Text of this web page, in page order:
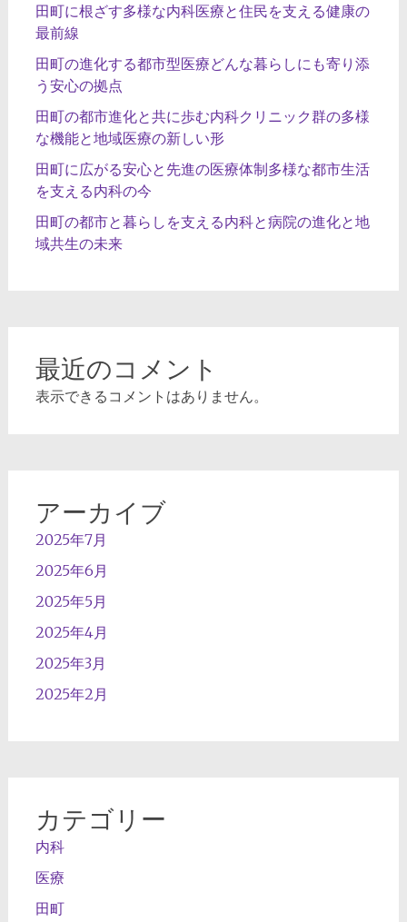
田町に根ざす多様な内科医療と住民を支える健康の
最前線
田町の進化する都市型医療どんな暮らしにも寄り添
う安心の拠点
田町の都市進化と共に歩む内科クリニック群の多様
な機能と地域医療の新しい形
田町に広がる安心と先進の医療体制多様な都市生活
を支える内科の今
田町の都市と暮らしを支える内科と病院の進化と地
域共生の未来
最近のコメント
表示できるコメントはありません。
アーカイブ
2025年7月
2025年6月
2025年5月
2025年4月
2025年3月
2025年2月
カテゴリー
内科
医療
田町